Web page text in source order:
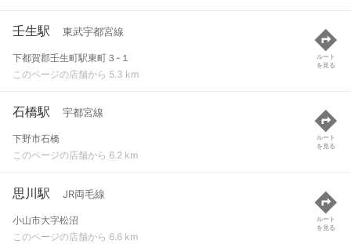
壬生駅 東武宇都宮線
下都賀郡壬生町駅東町３-１
このページの店舗から 5.3 km
ルート
を見る
石橋駅 宇都宮線
下野市石橋
このページの店舗から 6.2 km
ルート
を見る
思川駅 JR両毛線
小山市大字松沼
このページの店舗から 6.6 km
ルート
を見る